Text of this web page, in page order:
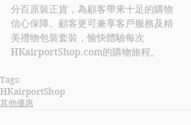
分百原裝正貨，為顧客帶來十足的購物
信心保障。顧客更可兼享客戶服務及精
美禮物包裝套裝，愉快體驗每次
HKairportShop.com的購物旅程。
Tags:
HKairportShop
其他優惠